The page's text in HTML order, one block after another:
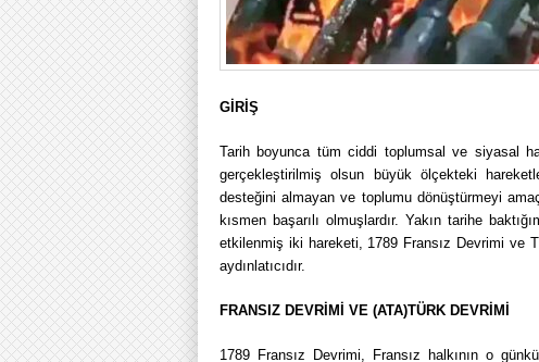
GİRİŞ
Tarih boyunca tüm ciddi toplumsal ve siyasal
gerçekleştirilmiş olsun büyük ölçekteki
desteğini almayan ve toplumu dönüştürmeyi
kısmen başarılı olmuşlardır. Yakın tarihe
etkilenmiş iki hareketi, 1789 Fransız Devrimi ve
aydınlatıcıdır.
FRANSIZ DEVRİMİ VE (ATA)TÜRK DEVRİMİ
1789 Fransız Devrimi, Fransız halkının o